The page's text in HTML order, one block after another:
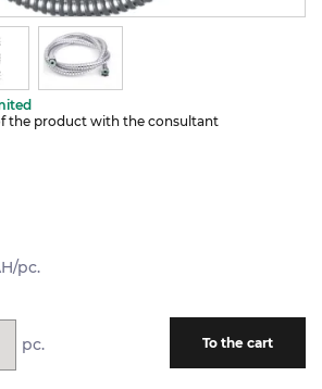
the product with the consultant
pc.
pc. To the cart